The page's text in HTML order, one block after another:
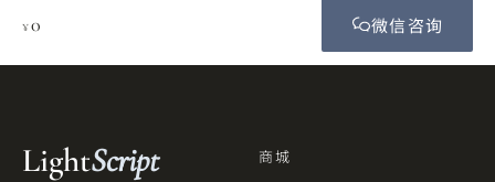
¥0 微信咨询
LightScript 商城